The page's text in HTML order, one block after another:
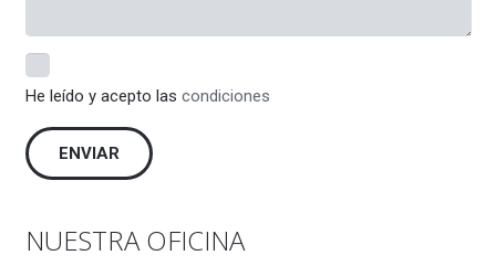
He leído y acepto las condiciones
NUESTRA OFICINA